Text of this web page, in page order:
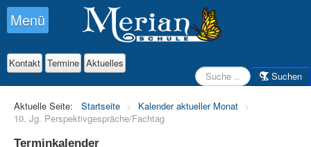
Suchen Suchen
Kontakt Termine Aktuelles
Menü
Aktuelle Seite: Startseite > Kalender aktueller Monat >
10. Jg. Perspektivgespräche/Fachtag
Terminkalender